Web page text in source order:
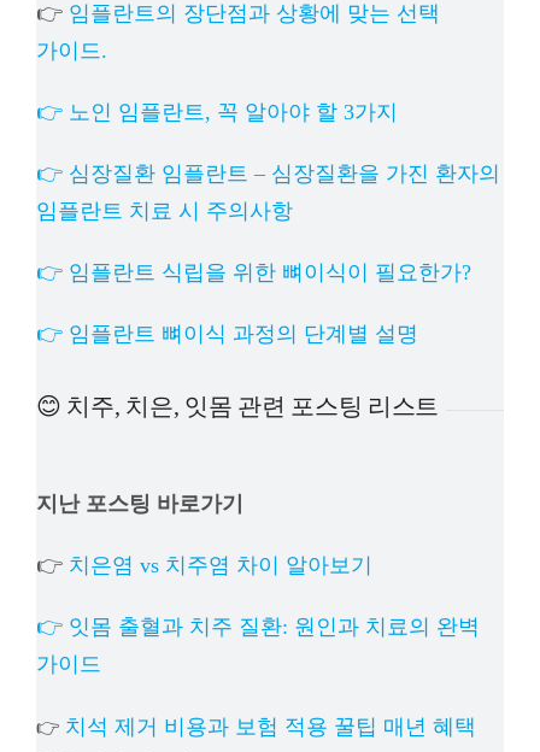
👉 임플란트의 장단점과 상황에 맞는 선택
가이드.
👉 노인 임플란트, 꼭 알아야 할 3가지
👉 심장질환 임플란트 – 심장질환을 가진 환자의
임플란트 치료 시 주의사항
👉 임플란트 식립을 위한 뼈이식이 필요한가?
👉 임플란트 뼈이식 과정의 단계별 설명
😊 치주, 치은, 잇몸 관련 포스팅 리스트
지난 포스팅 바로가기
👉 치은염 vs 치주염 차이 알아보기
👉 잇몸 출혈과 치주 질환: 원인과 치료의 완벽
가이드
👉 치석 제거 비용과 보험 적용 꿀팁 매년 혜택